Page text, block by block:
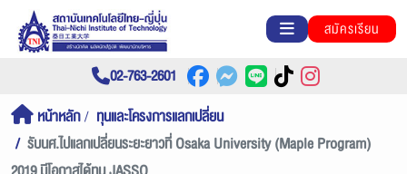
สมัครเรียน
02-763-2601
หน้าหลัก
ทุนและโครงการแลกเปลี่ยน
รับนศ.ไปแลกเปลี่ยนระยะยาวที่ Osaka University (Maple Program)